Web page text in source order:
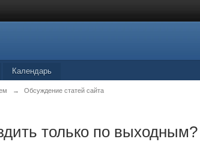
Календарь
→ Обсуждение статей сайта
только по выходным?